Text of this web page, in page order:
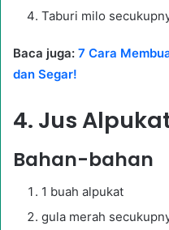
Taburi milo
Baca juga: 7 Cara
dan Segar!
4. Jus
Bahan-bahan
1 buah alpukat
gula merah